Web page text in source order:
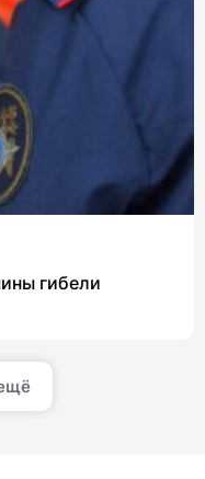
гибели